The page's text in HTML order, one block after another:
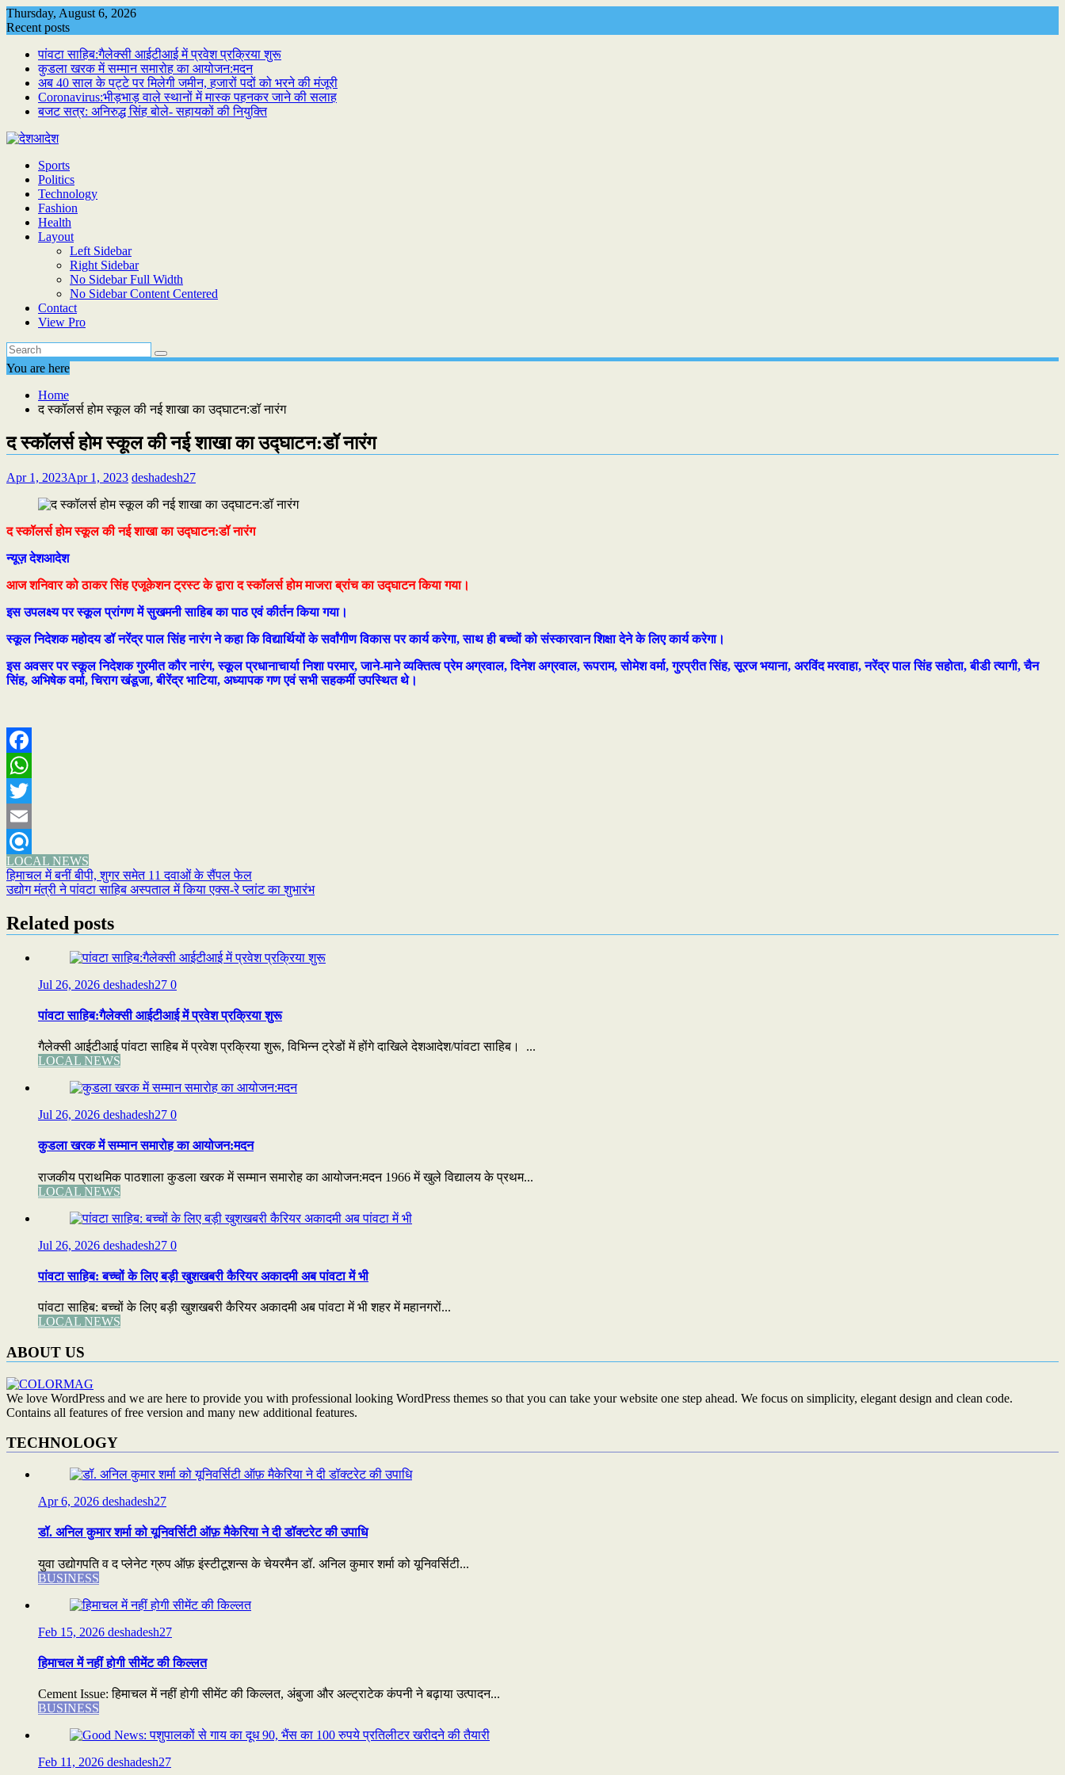
Skip
to
Thursday, August 6, 2026
Recent posts
पांवटा साहिब:गैलेक्सी आईटीआई में प्रवेश प्रक्रिया शुरू
कुडला खरक में सम्मान समारोह का आयोजन:मदन
अब 40 साल के पट्टे पर मिलेगी जमीन, हजारों पदों को भरने की मंजूरी
Coronavirus:भीड़भाड़ वाले स्थानों में मास्क पहनकर जाने की सलाह
बजट सत्र: अनिरुद्ध सिंह बोले- सहायकों की नियुक्ति
Sports
Politics
Technology
Fashion
Health
Layout
Left Sidebar
Right Sidebar
No Sidebar Full Width
No Sidebar Content Centered
Contact
View Pro
You are here
Home
द स्कॉलर्स होम स्कूल की नई शाखा का उद्घाटन:डॉ नारंग
द स्कॉलर्स होम स्कूल की नई शाखा का उद्घाटन:डॉ नारंग
Apr 1, 2023Apr 1, 2023 deshadesh27
द स्कॉलर्स होम स्कूल की नई शाखा का उद्घाटन:डॉ नारंग
न्यूज़ देशआदेश
आज शनिवार को ठाकर सिंह एजूकेशन ट्रस्ट के द्वारा द स्कॉलर्स होम माजरा ब्रांच का उद्घाटन किया गया।
इस उपलक्ष्य पर स्कूल प्रांगण में सुखमनी साहिब का पाठ एवं कीर्तन किया गया।
स्कूल निदेशक महोदय डॉ नरेंद्र पाल सिंह नारंग ने कहा कि विद्यार्थियों के सर्वांगीण विकास पर कार्य करेगा, साथ ही बच्चों को संस्कारवान शिक्षा देने के लिए कार्य करेगा।
इस अवसर पर स्कूल निदेशक गुरमीत कौर नारंग, स्कूल प्रधानाचार्या निशा परमार, जाने-माने व्यक्तित्व प्रेम अग्रवाल, दिनेश अग्रवाल, रूपराम, सोमेश वर्मा, गुरप्रीत सिंह, सूरज भयाना, अरविंद मरवाहा, नरेंद्र पाल सिंह सहोता, बीडी त्यागी, चैन
सिंह, अभिषेक वर्मा, चिराग खंडूजा, बीरेंद्र भाटिया, अध्यापक गण एवं सभी सहकर्मी उपस्थित थे।
Facebook
WhatsApp
Twitter
Email
Refind
LOCAL NEWS
Post
navigation
हिमाचल में बनीं बीपी, शुगर समेत 11 दवाओं के सैंपल फेल
उद्योग मंत्री ने पांवटा साहिब अस्पताल में किया एक्स-रे प्लांट का शुभारंभ
Related posts
Jul 26, 2026 deshadesh27 0
पांवटा साहिब:गैलेक्सी आईटीआई में प्रवेश प्रक्रिया शुरू
गैलेक्सी आईटीआई पांवटा साहिब में प्रवेश प्रक्रिया शुरू, विभिन्न ट्रेडों में होंगे दाखिले देशआदेश/पांवटा साहिब। ...
LOCAL NEWS
Jul 26, 2026 deshadesh27 0
कुडला खरक में सम्मान समारोह का आयोजन:मदन
राजकीय प्राथमिक पाठशाला कुडला खरक में सम्मान समारोह का आयोजन:मदन 1966 में खुले विद्यालय के प्रथम...
LOCAL NEWS
Jul 26, 2026 deshadesh27 0
पांवटा साहिब: बच्चों के लिए बड़ी खुशखबरी कैरियर अकादमी अब पांवटा में भी
पांवटा साहिब: बच्चों के लिए बड़ी खुशखबरी कैरियर अकादमी अब पांवटा में भी शहर में महानगरों...
LOCAL NEWS
ABOUT US
We love WordPress and we are here to provide you with professional looking WordPress themes so that you can take your website one step ahead. We focus on simplicity, elegant design and clean code.
Contains all features of free version and many new additional features.
TECHNOLOGY
Apr 6, 2026 deshadesh27
डॉ. अनिल कुमार शर्मा को यूनिवर्सिटी ऑफ़ मैकेरिया ने दी डॉक्टरेट की उपाधि
युवा उद्योगपति व द प्लेनेट ग्रुप ऑफ़ इंस्टीटूशन्स के चेयरमैन डॉ. अनिल कुमार शर्मा को यूनिवर्सिटी...
BUSINESS
Feb 15, 2026 deshadesh27
हिमाचल में नहीं होगी सीमेंट की किल्लत
Cement Issue: हिमाचल में नहीं होगी सीमेंट की किल्लत, अंबुजा और अल्ट्राटेक कंपनी ने बढ़ाया उत्पादन...
BUSINESS
Feb 11, 2026 deshadesh27